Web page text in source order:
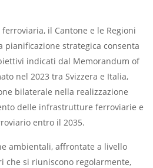
il Cantone e le Regioni
pianificazione strategica consenta
indicati dal Memorandum of
nel 2023 tra Svizzera e Italia,
bilaterale nella realizzazione
delle infrastrutture ferroviarie e
entro il 2035.
ambientali, affrontate a livello
che si riuniscono regolarmente,